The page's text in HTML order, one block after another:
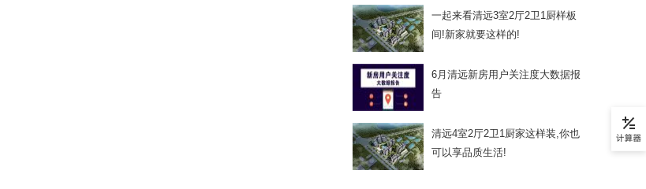
一起来看清远3室2厅2卫1厨样板
间!新家就要这样的!
6月清远新房用户关注度大数据报
告
清远4室2厅2卫1厨家这样装,你也
可以享品质生活!